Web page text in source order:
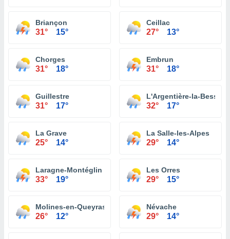
Briançon
31° 15°
Ceillac
27° 13°
Chorges
31° 18°
Embrun
31° 18°
Guillestre
31° 17°
L'Argentière-la-Bessée
32° 17°
La Grave
25° 14°
La Salle-les-Alpes
29° 14°
Laragne-Montéglin
33° 19°
Les Orres
29° 15°
Molines-en-Queyras
26° 12°
Névache
29° 14°